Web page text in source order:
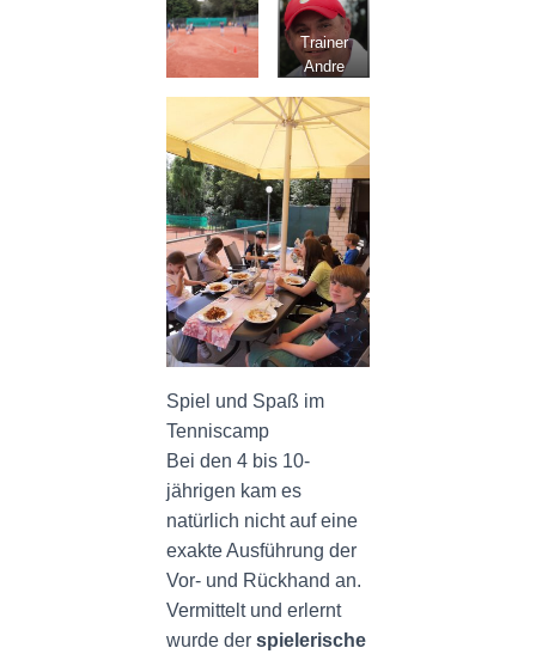
Trainer
Andre
Spiel und Spaß im
Tenniscamp
Bei den 4 bis 10-
jährigen kam es
natürlich nicht auf eine
exakte Ausführung der
Vor- und Rückhand an.
Vermittelt und erlernt
wurde der spielerische